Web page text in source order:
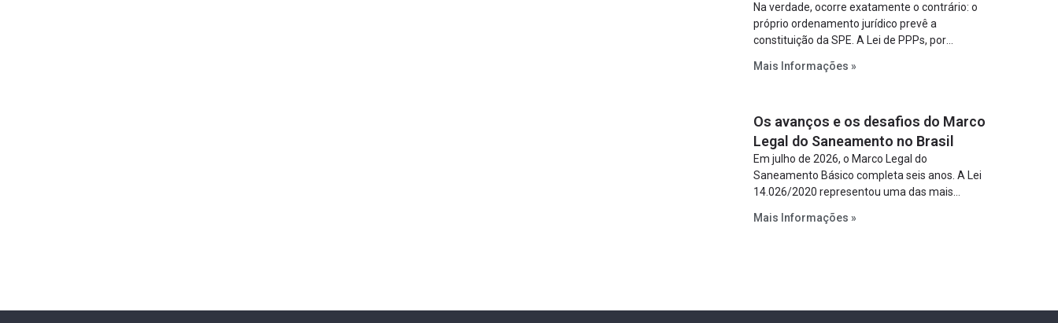
Na verdade, ocorre exatamente o contrário: o
próprio ordenamento jurídico prevê a
constituição da SPE. A Lei de PPPs, por
constitua uma SPE para implantar e gerir o
Lei de Concessões, a figura é facultativa e
sujeita a uma escolha racional de projeto a
projeto.
Mais Informações »
Os avanços e os desafios do Marco
Legal do Saneamento no Brasil
Em julho de 2026, o Marco Legal do
Saneamento Básico completa seis anos. A Lei
14.026/2020 representou uma das mais
estabelecer metas claras para a
mecanismos voltados à segurança jurídica dos
Mais Informações »